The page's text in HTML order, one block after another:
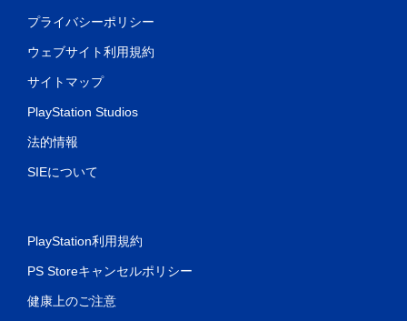
プライバシーポリシー
ウェブサイト利用規約
サイトマップ
PlayStation Studios
法的情報
SIEについて
PlayStation利用規約
PS Storeキャンセルポリシー
健康上のご注意